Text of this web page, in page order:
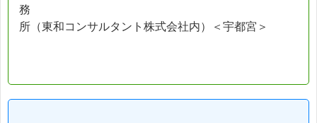
務
所（東和コンサルタント株式会社内）＜宇都宮＞